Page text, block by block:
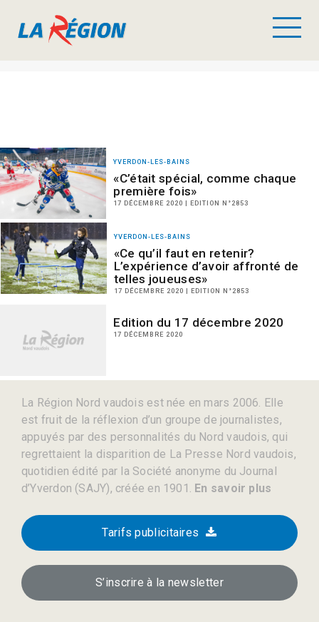
YVERDON-LES-BAINS
«C’était spécial, comme chaque
première fois»
17 DÉCEMBRE 2020 | EDITION N°2853
YVERDON-LES-BAINS
«Ce qu’il faut en retenir?
L’expérience d’avoir affronté de
telles joueuses»
17 DÉCEMBRE 2020 | EDITION N°2853
Edition du 17 décembre 2020
17 DÉCEMBRE 2020
La Région Nord vaudois est née en mars 2006. Elle
est fruit de la réflexion d’un groupe de journalistes,
appuyés par des personnalités du Nord vaudois, qui
regrettaient la disparition de La Presse Nord vaudois,
quotidien édité par la Société anonyme du Journal
d’Yverdon (SAJY), créée en 1901. En savoir plus
Tarifs publicitaires
S’inscrire à la newsletter